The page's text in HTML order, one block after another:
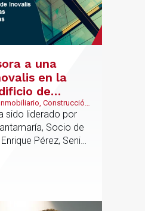
a una
en la
de
a Konecta
Construcción
sido liderado por
Socio de
Pérez, Senior